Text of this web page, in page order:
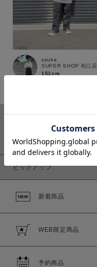
価格
セール価格
syuka
SUPER SHOP 松江店
151cm
ピックアップ
新着商品
WEB限定商品
予約商品